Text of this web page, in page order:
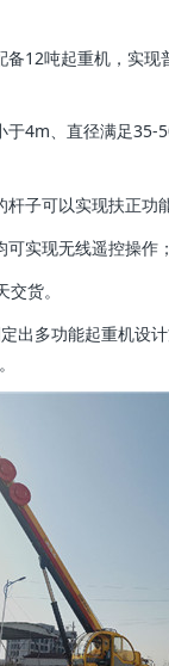
备12吨起重机，实
于4m、直径满足35-
杆子可以实现扶正功
可实现无线遥控操作；
交货。
出多功能起重机设